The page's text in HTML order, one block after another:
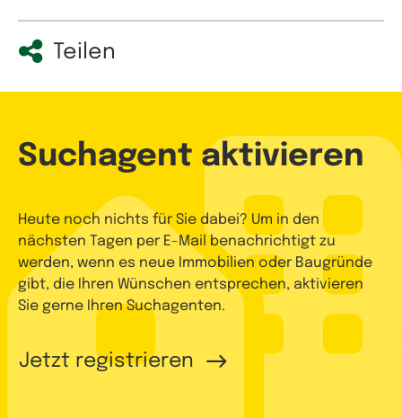
Teilen
Suchagent aktivieren
Heute noch nichts für Sie dabei? Um in den
nächsten Tagen per E-Mail benachrichtigt zu
werden, wenn es neue Immobilien oder Baugründe
gibt, die Ihren Wünschen entsprechen, aktivieren
Sie gerne Ihren Suchagenten.
Jetzt registrieren